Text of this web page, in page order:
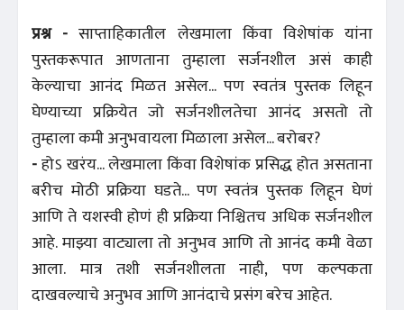
प्रश्न - साप्ताहिकातील लेखमाला किंवा विशेषांक यांना
पुस्तकरूपात आणताना तुम्हाला सर्जनशील असं काही
केल्याचा आनंद मिळत असेल... पण स्वतंत्र पुस्तक लिहून
घेण्याच्या प्रक्रियेत जो सर्जनशीलतेचा आनंद असतो तो
तुम्हाला कमी अनुभवायला मिळाला असेल... बरोबर?
-होऽ खरंय... लेखमाला किंवा विशेषांक प्रसिद्ध होत असताना
बरीच मोठी प्रक्रिया घडते... पण स्वतंत्र पुस्तक लिहून घेणं
आणि ते यशस्वी होणं ही प्रक्रिया निश्चितच अधिक सर्जनशील
आहे. माझ्या वाट्याला तो अनुभव आणि तो आनंद कमी वेळा
आला. मात्र तशी सर्जनशीलता नाही, पण कल्पकता
दाखवल्याचे अनुभव आणि आनंदाचे प्रसंग बरेच आहेत.